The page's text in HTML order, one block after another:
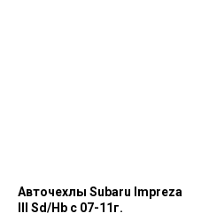
Авточехлы Subaru Impreza
III Sd/Hb с 07-11г.